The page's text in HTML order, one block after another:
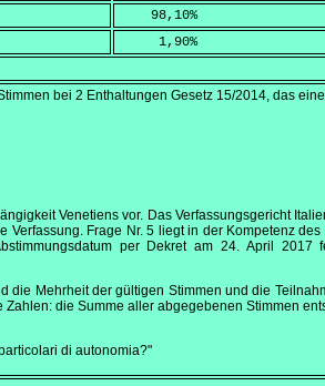
    98,10
%
     1,90
%
bei 2 Enthaltungen Gesetz 15/2014, das
Venetiens vor. Das Verfassungsgericht
Frage Nr. 5 liegt in der Kompetenz
per Dekret am 24. April 2017
die Mehrheit der gültigen Stimmen und die
Zahlen: die Summe aller abgegebenen Stimmen
di autonomia?"